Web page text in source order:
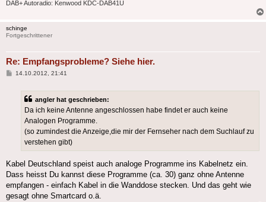
DAB+ Autoradio: Kenwood KDC-DAB41U
schinge
Fortgeschrittener
Re: Empfangsprobleme? Siehe hier.
Beitrag
14.10.2012, 21:41
angler hat geschrieben:
Da ich keine Antenne angeschlossen habe findet er auch keine
Analogen Programme.
(so zumindest die Anzeige,die mir der Fernseher nach dem Suchlauf zu
verstehen gibt)
Kabel Deutschland speist auch analoge Programme ins Kabelnetz ein.
Dass heisst Du kannst diese Programme (ca. 30) ganz ohne Antenne
empfangen - einfach Kabel in die Wanddose stecken. Und das geht wie
gesagt ohne Smartcard o.ä.